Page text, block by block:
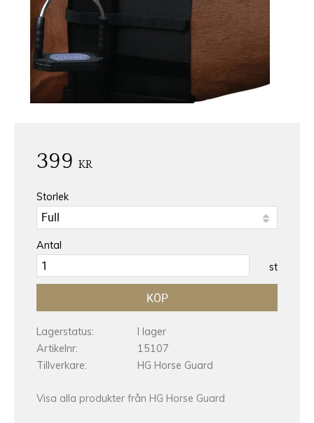
399 KR
Storlek
Antal
st
KÖP
Lagerstatus
I lager
Artikelnr
15107
Tillverkare
HG Horse Guard
Visa alla produkter från HG Horse Guard